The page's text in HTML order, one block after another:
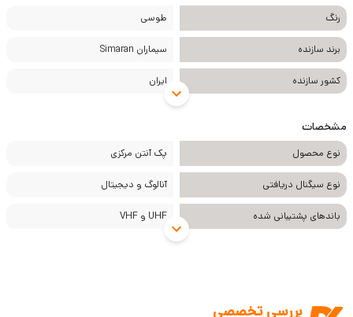
رنگ طوسی
برند سازنده سیماران Simaran
کشور سازنده ایران
مشخصات
نوع محصول پک آنتن مرکزی
نوع سیگنال دریافتی آنالوگ و دیجیتال
باندهای پشتیبانی شده UHF و VHF
بررسی تخصصی